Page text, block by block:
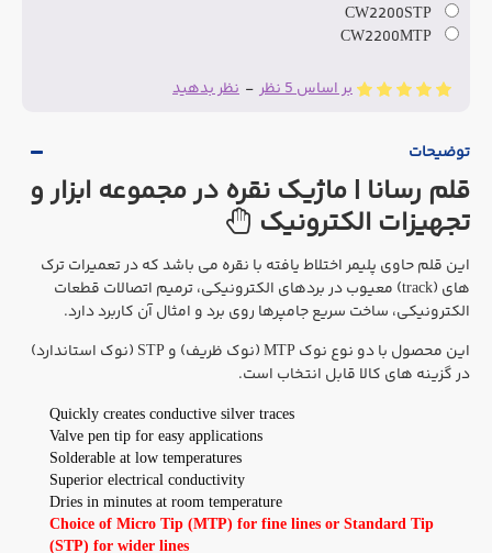
بر اساس 5 نظر - نظر بدهید
CW2200STP
CW2200MTP
توضیحات
قلم رسانا | ماژیک نقره در مجموعه ابزار و
تجهیزات الکترونیک
این قلم حاوی پلیمر اختلاط یافته با نقره می باشد که در تعمیرات ترک
های (track) معیوب در بردهای الکترونیکی، ترمیم اتصالات قطعات
الکترونیکی، ساخت سریع جامپرها روی برد و امثال آن کاربرد دارد.
این محصول با دو نوع نوک MTP (نوک ظریف) و STP (نوک استاندارد)
در گزینه های کالا قابل انتخاب است.
Quickly creates conductive silver traces
Valve pen tip for easy applications
Solderable at low temperatures
Superior electrical conductivity
Dries in minutes at room temperature
Choice of Micro Tip (MTP) for fine lines or Standard Tip
(STP) for wider lines